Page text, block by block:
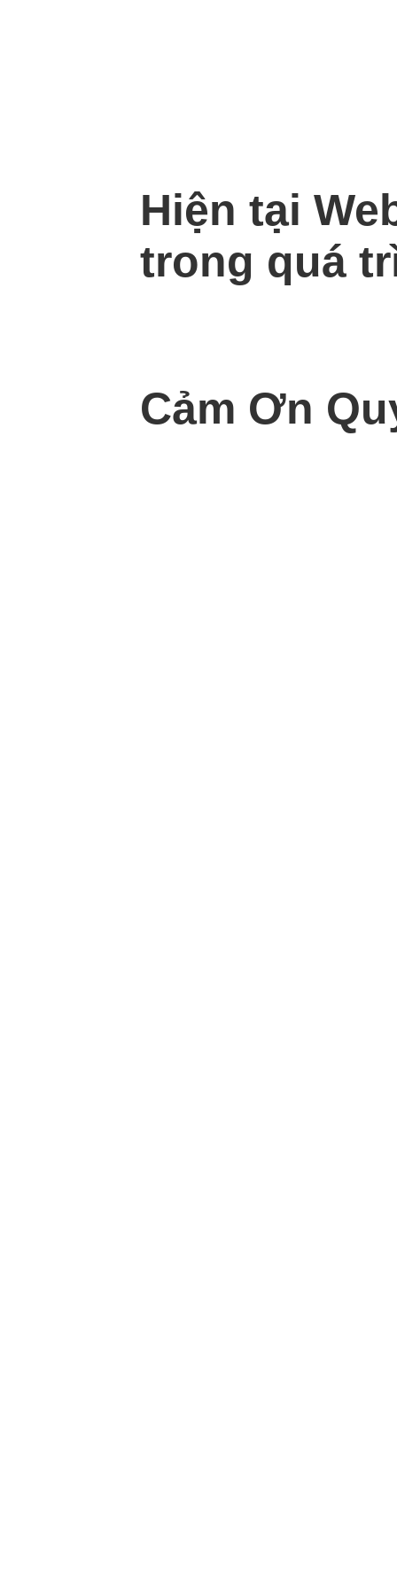
Hiện tại
trong quá
Cảm Ơn